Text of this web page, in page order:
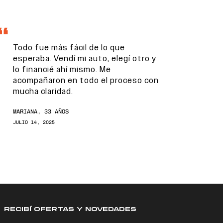
Todo fue más fácil de lo que
esperaba. Vendí mi auto, elegí otro y
lo financié ahí mismo. Me
acompañaron en todo el proceso con
mucha claridad.
MARIANA, 33 AÑOS
JULIO 14, 2025
RECIBÍ OFERTAS Y NOVEDADES